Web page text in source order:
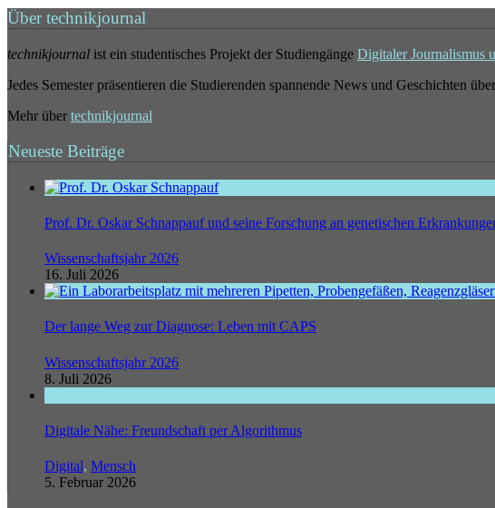
Über technikjournal
technikjournal ist ein studentisches Projekt der Studiengänge Digitaler Journalismus
Jedes Semester präsentieren die Studierenden spannende News und Geschichten
Mehr über technikjournal
Neueste Beiträge
Prof. Dr. Oskar Schnappauf und seine Forschung an genetischen
Wissenschaftsjahr 2026
16. Juli 2026
Der lange Weg zur Diagnose: Leben mit CAPS
Wissenschaftsjahr 2026
8. Juli 2026
Digitale Nähe: Freundschaft per Algorithmus
Digital, Mensch
5. Februar 2026